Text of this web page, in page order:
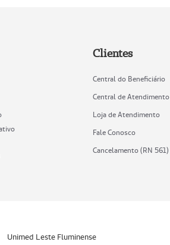
Clientes
Central do Beneficiário
Central de Atendimento
Loja de Atendimento
Fale Conosco
Cancelamento (RN 561)
Unimed Leste Fluminense